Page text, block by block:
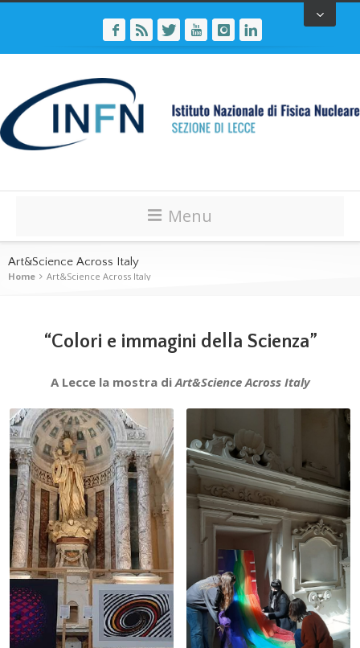
Menu
Art&Science Across Italy
Home Art&Science Across Italy
“Colori e immagini della Scienza”
A Lecce la mostra diArt&Science Across Italy